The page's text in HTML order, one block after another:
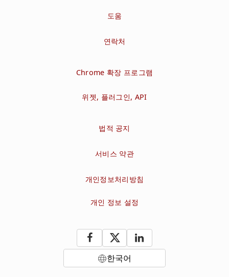
도움
연락처
Chrome 확장 프로그램
위젯, 플러그인, API
법적 공지
서비스 약관
개인정보처리방침
개인 정보 설정
한국어